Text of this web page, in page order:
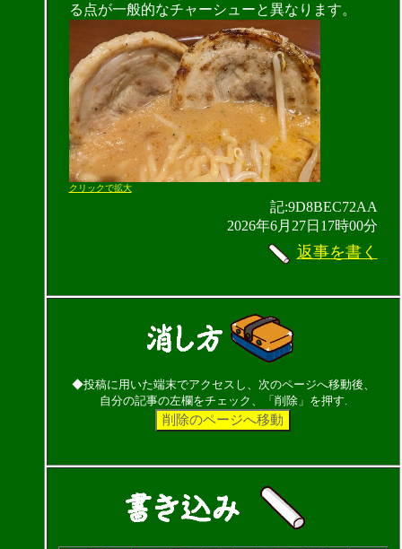
る点が一般的なチャーシューと異なります。
クリックで拡大
記:9D8BEC72AA
2026年6月27日17時00分
返事を書く
◆投稿に用いた端末でアクセスし、次のページへ移動後、
自分の記事の左欄をチェック、「削除」を押す.